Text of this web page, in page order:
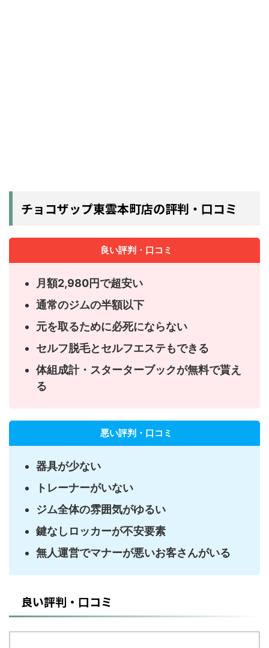
チョコザップ東雲本町店の評判・口コミ
良い評判・口コミ
月額2,980円で超安い
通常のジムの半額以下
元を取るために必死にならない
セルフ脱毛とセルフエステもできる
体組成計・スターターブックが無料で貰え
る
悪い評判・口コミ
器具が少ない
トレーナーがいない
ジム全体の雰囲気がゆるい
鍵なしロッカーが不安要素
無人運営でマナーが悪いお客さんがいる
良い評判・口コミ